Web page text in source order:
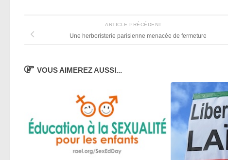
ARTICLE PRÉCÉDENT
Une herboristerie parisienne menacée de fermeture
VOUS AIMEREZ AUSSI...